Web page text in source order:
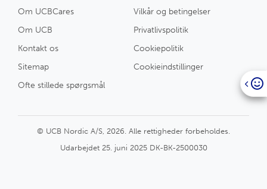
Om UCBCares
Om UCB
Kontakt os
Sitemap
Ofte stillede spørgsmål
Vilkår og betingelser
Privatlivspolitik
Cookiepolitik
Cookieindstillinger
© UCB Nordic A/S, 2026. Alle rettigheder forbeholdes.
Udarbejdet 25. juni 2025 DK-BK-2500030